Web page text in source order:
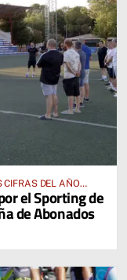
CIFRAS DEL AÑO
el Sporting de
de Abonados